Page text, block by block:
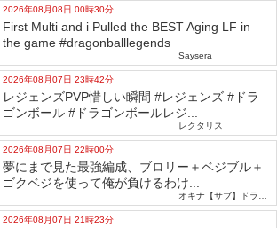
2026年08月08日 00時30分
First Multi and i Pulled the BEST Aging LF in
the game #dragonballlegends
Saysera
2026年08月07日 23時42分
レジェンズPVP惜しい瞬間 #レジェンズ #ドラ
ゴンボール #ドラゴンボールレジ...
レクタリス
2026年08月07日 22時00分
夢にまで見た最強編成、ブロリー＋ベジブル＋
ゴクベジを使って俺が負けるわけ...
2026年08月07日 21時23分